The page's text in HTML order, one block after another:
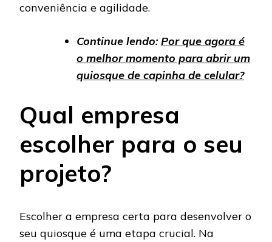
conveniência e agilidade.
Continue lendo:Por que agora é
o melhor momento para abrir um
quiosque de capinha de celular?
Qual empresa
escolher para o seu
projeto?
Escolher a empresa certa para desenvolver o
seu quiosque é uma etapa crucial. Na